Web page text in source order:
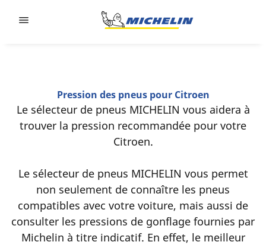
Pression des pneus pour Citroen
Le sélecteur de pneus MICHELIN vous aidera à
trouver la pression recommandée pour votre
Citroen.
Le sélecteur de pneus MICHELIN vous permet
non seulement de connaître les pneus
compatibles avec votre voiture, mais aussi de
consulter les pressions de gonflage fournies par
Michelin à titre indicatif. En effet, le meilleur